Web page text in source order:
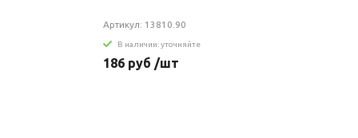
Артикул: 13810.90
В наличии: уточняйте
186 руб /шт